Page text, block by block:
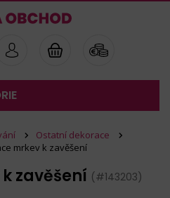
Ostatní dekorace
mrkev k zavěšení
zavěšení (#143203)